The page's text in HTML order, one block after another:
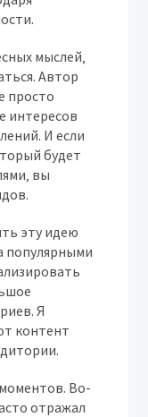
мыслей‚
Автор
просто
интересов
И если
будет
вы
эту идею
популярными
Я
контент
Во-
отражал